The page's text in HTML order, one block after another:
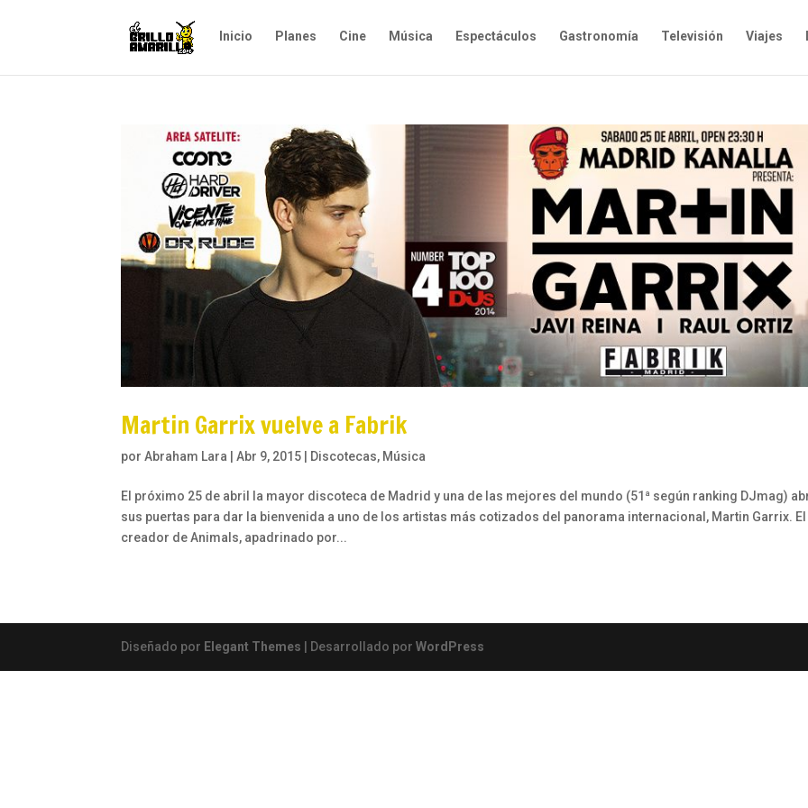
Inicio Planes Cine Música Espectáculos Gastronomía Televisión Viajes
Martin Garrix vuelve a Fabrik
porAbraham Lara |Abr 9, 2015 Discotecas, Música
El próximo 25 de abril la mayor discoteca de Madrid y una de las mejores del mundo (51ª según ranking DJmag)
sus puertas para dar la bienvenida a uno de los artistas más cotizados del panorama internacional, Martin Garrix. El
creador de Animals, apadrinado por...
Diseñado por Elegant Themes | Desarrollado porWordPress